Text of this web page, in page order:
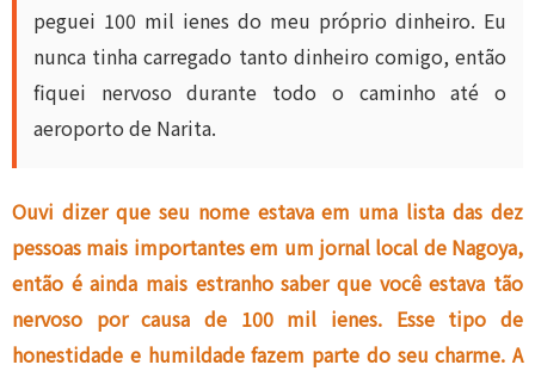
peguei 100 mil ienes do meu próprio dinheiro. Eu
nunca tinha carregado tanto dinheiro comigo, então
fiquei nervoso durante todo o caminho até o
aeroporto de Narita.
Ouvi dizer que seu nome estava em uma lista das dez
pessoas mais importantes em um jornal local de Nagoya,
então é ainda mais estranho saber que você estava tão
nervoso por causa de 100 mil ienes. Esse tipo de
honestidade e humildade fazem parte do seu charme. A